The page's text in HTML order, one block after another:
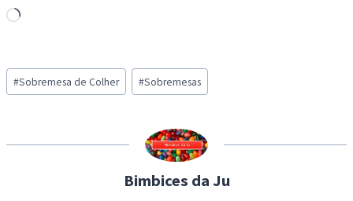
L
d
i
g
Post
Tags:
#Sobremesa de Colher #Sobremesas
Bimbices da Ju